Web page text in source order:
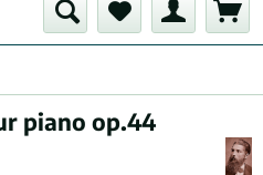
piano op.44